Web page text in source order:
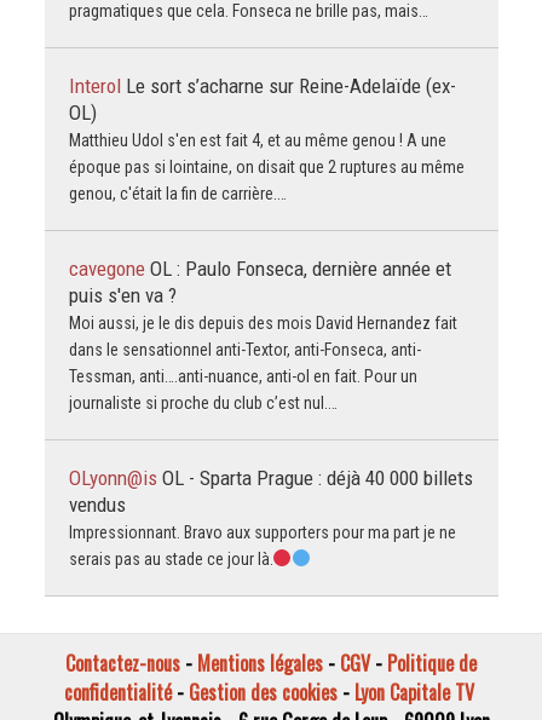
pragmatiques que cela. Fonseca ne brille pas, mais…
Interol Le sort s’acharne sur Reine-Adelaïde (ex-
OL)
Matthieu Udol s'en est fait 4, et au même genou ! A une
époque pas si lointaine, on disait que 2 ruptures au même
genou, c'était la fin de carrière.…
cavegone OL : Paulo Fonseca, dernière année et
puis s'en va ?
Moi aussi, je le dis depuis des mois David Hernandez fait
dans le sensationnel anti-Textor, anti-Fonseca, anti-
Tessman, anti….anti-nuance, anti-ol en fait. Pour un
journaliste si proche du club c’est nul.…
OLyonn@is OL - Sparta Prague : déjà 40 000 billets
vendus
Impressionnant. Bravo aux supporters pour ma part je ne
serais pas au stade ce jour là.
Contactez-nous - Mentions légales - CGV- Politique de
confidentialité- Gestion des cookies- Lyon Capitale TV